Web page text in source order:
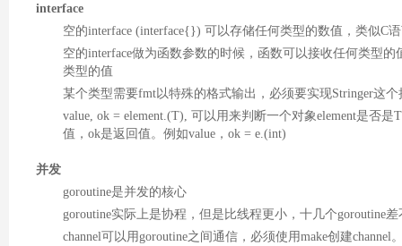
interface
空的interface (interface{}) 可以存储任何类型的数值，类似C
空的interface做为函数参数的时候，函数可以接收任何类型
类型的值
某个类型需要fmt以特殊的格式输出，必须要实现Stringer这
value, ok = element.(T), 可以用来判断一个对象element是否是
值，ok是返回值。例如value，ok = e.(int)
并发
goroutine是并发的核心
goroutine实际上是协程，但是比线程更小，十几个goroutine
channel可以用goroutine之间通信，必须使用make创建